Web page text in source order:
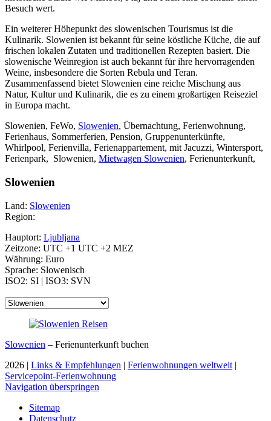
Besuch wert.
Ein weiterer Höhepunkt des slowenischen Tourismus ist die
Kulinarik. Slowenien ist bekannt für seine köstliche Küche, die auf
frischen lokalen Zutaten und traditionellen Rezepten basiert. Die
slowenische Weinregion ist auch bekannt für ihre hervorragenden
Weine, insbesondere die Sorten Rebula und Teran.
Zusammenfassend bietet Slowenien eine reiche Mischung aus
Natur, Kultur und Kulinarik, die es zu einem großartigen Reiseziel
in Europa macht.
Slowenien, FeWo, Slowenien, Übernachtung, Ferienwohnung,
Ferienhaus, Sommerferien, Pension, Gruppenunterkünfte,
Whirlpool, Ferienvilla, Ferienappartement, mit Jacuzzi, Wintersport,
Ferienpark, Slowenien, Mietwagen Slowenien, Ferienunterkunft,
Slowenien
Land: Slowenien
Region:
Hauptort: Ljubljana
Zeitzone: UTC +1 UTC +2 MEZ
Währung: Euro
Sprache: Slowenisch
ISO2: SI | ISO3: SVN
Slowenien – Ferienunterkunft buchen
2026 | Links & Empfehlungen | Ferienwohnungen weltweit |
Servicepoint-Ferienwohnung
Navigation überspringen
Sitemap
Datenschutz